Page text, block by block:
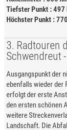
Tiefster Punkt : 497
Höchster Punkt :
3. Radtouren
Schwendreut
Ausgangspunkt der
ebenfalls wieder der
erfolgt der erste
den ersten schönen
weitere
Landschaft. Die